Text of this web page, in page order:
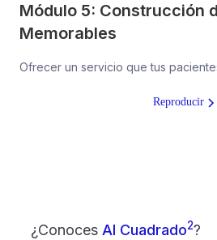
Módulo 5: Construcción
Memorables
Ofrecer un servicio que tus
Reproducir
¿Conoces Al Cuadrado2?